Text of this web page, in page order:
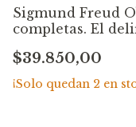
Sigmund Freud
completas. El
«Gradiva» de W.
Jensen, y otras
(1906-1908) –
$39.850,00
¡Solo quedan 2 en